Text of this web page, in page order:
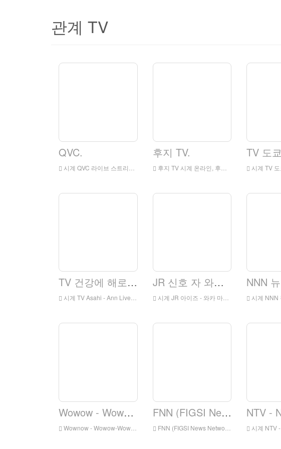
관계 TV
QVC.
시계 QVC 라이브 스트리밍 온라인, QVC 라이브 스트리밍, QVC는 일본의 텔레비전 역입니다
후지 TV.
후지 TV 시계 온라인, 후지 TV HD 라이브 스트리밍, 일본 출신의 후지 TV 시계 라이브 TV
TV 도
시계 TV 도쿄 라이브 온라인, TV
TV 건강에 해로운 - 음식
시계 TV Asahi - Ann Live Online, TV Asahi - Ann HD 라이브 스트리밍, TV Asahi - Ann Watch Live TV 출신
JR 신호 자 와카 S 타찌온 웹 b 또는 m
시계 JR 아이즈 - 와카 마츠 역 웹캠 온라인, JR 아이즈 - 와카 마츠 역 웹캠 HD 라이브 슈팅, JR 아이즈 - 와카 마츠 역 웹캠 시계 라이브에서 일본 출신
NNN
시계 NNN 뉴스 실시간 온라인, NNN 뉴
Wowow - Wowow Prime.
Wownow - Wowow-Wowow Prime Live 온라인, Wowow - Wowow Prime HD Live Steaning, Wowow - Wowow Prime Watch Live TV
FNN (FIGSI News Network)
FNN (FIGSI News Network) 시계 온라인, FNN (FIGI News Network) HD ​​Live Storinging, FNN (FITI News Network) 시계 라이브 TV Japan TV Fross
NTV -
시계 NTV - News24 라이브 온라인, NTV - 뉴